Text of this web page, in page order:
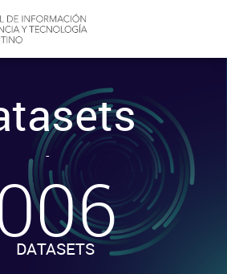
-
DATASETS